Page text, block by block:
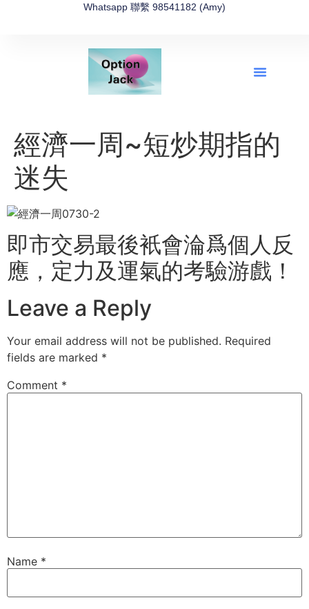
Whatsapp 聯繫 98541182 (Amy)
經濟一周~短炒期指的
迷失
即市交易最後衹會淪爲個人反
應，定力及運氣的考驗游戲！
Leave a Reply
Your email address will not be published. Required
fields are marked *
Comment *
Name *